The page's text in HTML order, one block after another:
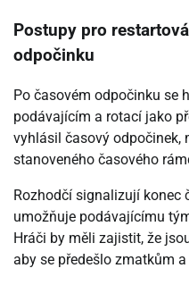
Postupy pro
odpočinku
Po časovém odpočinku se
podávajícím a rotací jako
vyhlásil časový odpočinek,
stanoveného časového
Rozhodčí signalizují konec
umožňuje podávajícímu
Hráči by měli zajistit, že
aby se předešlo zmatkům